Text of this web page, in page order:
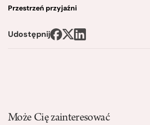
Przestrzeń przyjaźni
Udostępnij
Może Cię zainteresować